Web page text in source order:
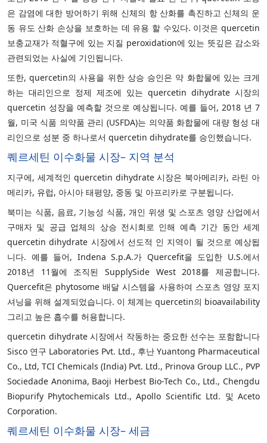
은 감염에 대한 방어하기 위해 신체의 항 산화를 촉진하고 신체의 운
동 유도 산화 손상을 보호하는 데 유용 할 수있다. 이것은 quercetin
보충교재가 적혈구에 있는 지질 peroxidation에 있는 뜻깊은 감소와
관련되었는 사실에 기인됩니다.
또한, quercetin의 사용을 위한 상승 승인은 약 화합물에 있는 크게
하는 대리인으로 정제 제조에 있는 quercetin dihydrate 시장의
quercetin 성장을 예측할 것으로 예상됩니다. 예를 들어, 2018 년 7
월, 미국 식품 의약품 관리 (USFDA)는 의약품 화합물에 대량 형성 대
리인으로 성분 중 하나로서 quercetin dihydrate를 승인했습니다.
퀘르세틴 이수화물 시장– 지역 분석
지구에, 세계적인 quercetin dihydrate 시장은 북아메리카, 라틴 아
메리카, 유럽, 아시아 태평양, 중동 및 아프리카로 구분됩니다.
북미는 식품, 음료, 기능성 식품, 개인 위생 및 스포츠 영양 산업에서
구매자 및 공급 업체의 상승 전시회로 인해 예측 기간 동안 세계
quercetin dihydrate 시장에서 선도적 인 지역이 될 것으로 예상됩
니다. 예를 들어, Indena S.p.A.가 Quercefit을 도입한 U.S.에서
2018년 11월에 조직된 SupplySide West 2018를 제공합니다.
Quercefit은 phytosome 배달 시스템을 사용하여 스포츠 영양 포지
셔닝을 위해 설계되었습니다. 이 체계는 quercetin의 bioavailability
그리고 높은 흡수를 허용합니다.
quercetin dihydrate 시장에서 작동하는 중요한 선수는 포함합니다
Sisco 연구 Laboratories Pvt. Ltd., 후난 Yuantong Pharmaceutical
Co., Ltd, TCI Chemicals (India) Pvt. Ltd., Prinova Group LLC., PVP
Sociedade Anonima, Baoji Herbest Bio-Tech Co., Ltd., Chengdu
Biopurify Phytochemicals Ltd., Apollo Scientific Ltd. 및 Aceto
Corporation.
퀘르세틴 이수화물 시장– 세금